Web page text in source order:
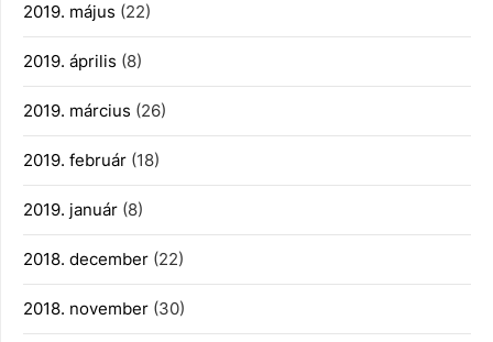
2019. május (22)
2019. április (8)
2019. március (26)
2019. február (18)
2019. január (8)
2018. december (22)
2018. november (30)